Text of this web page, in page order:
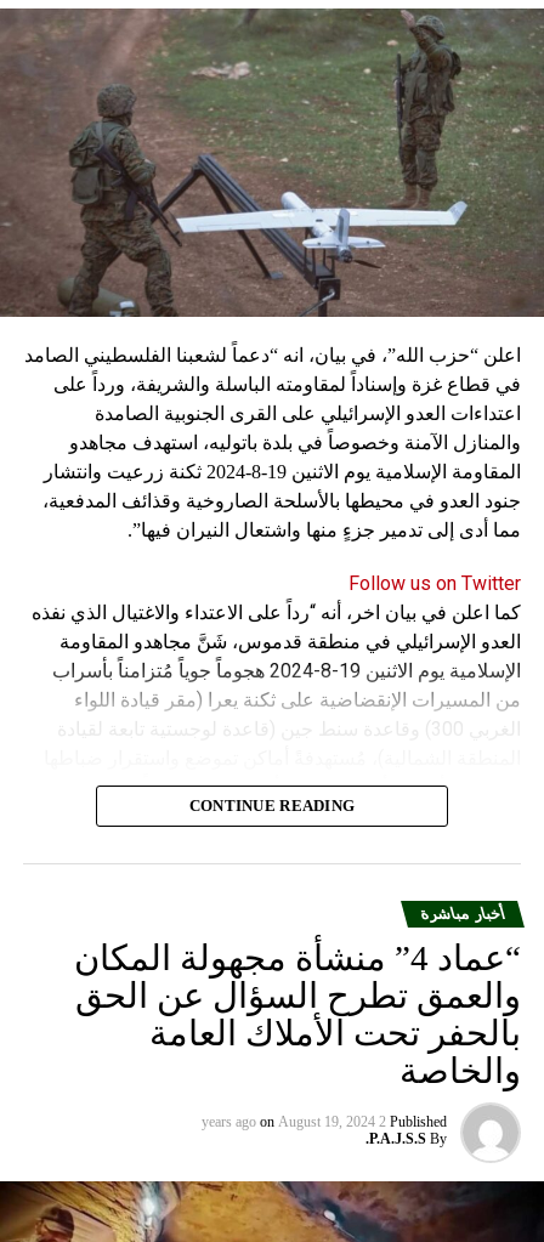
اعلن “حزب الله”، في بيان، انه “دعماً لشعبنا الفلسطيني الصامد
في قطاع غزة وإسناداً لمقاومته الباسلة ‌‏‌‏‌والشريفة، ورداً على
اعتداءات العدو الإسرائيلي على القرى الجنوبية الصامدة
والمنازل الآمنة وخصوصاً في بلدة باتوليه، استهدف مجاهدو
المقاومة الإسلامية يوم الاثنين 19-8-2024 ثكنة زرعيت وانتشار
جنود العدو في محيطها بالأسلحة الصاروخية وقذائف المدفعية،
مما أدى إلى تدمير جزءٍ منها واشتعال النيران فيها”.
Follow us on Twitter
كما اعلن في بيان اخر، أنه “رداً على الاعتداء والاغتيال الذي نفذه
العدو الإسرائيلي في منطقة قدموس، شَنَّ مجاهدو المقاومة
الإسلامية يوم الاثنين 19-8-2024 هجوماً جوياً مُتزامناً بأسراب
من المسيرات الإنقضاضية على ثكنة يعرا (مقر قيادة اللواء
الغربي 300) وقاعدة سنط جين (قاعدة لوجستية تابعة لقيادة
وجنودها وأصابت أهدافها بدقة وأوقعت فيهم عدداً من القتلى
CONTINUE READING
أخبار مباشرة
“عماد 4” منشأة مجهولة المكان
والعمق تطرح السؤال عن الحق
بالحفر تحت الأملاك العامة
والخاصة
Published
2 years ago
on August 19, 2024
By
P.A.J.S.S.